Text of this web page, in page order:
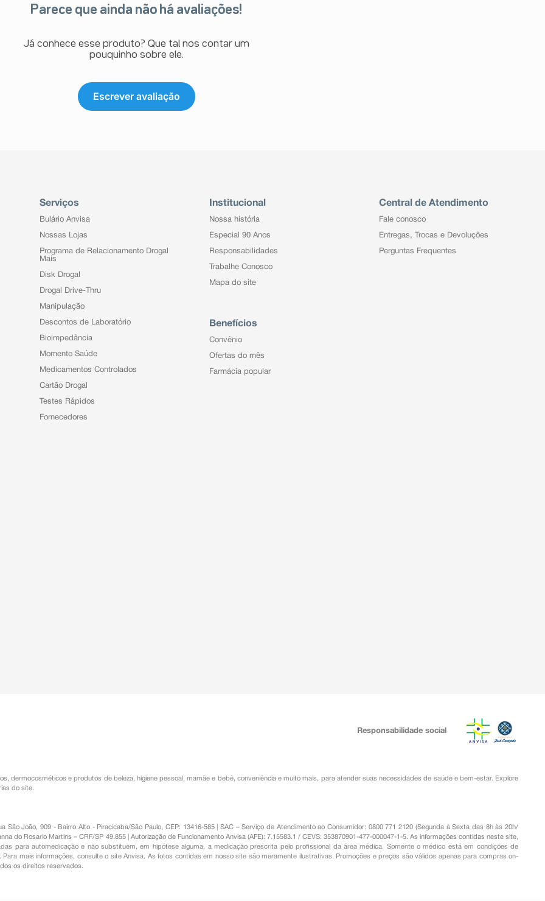
Parece que ainda não há avaliações!
Já conhece esse produto? Que tal nos contar um
pouquinho sobre ele.
Escrever avaliação
Serviços
Bulário Anvisa
Nossas Lojas
Programa de Relacionamento Drogal
Mais
Disk Drogal
Drogal Drive-Thru
Manipulação
Descontos de Laboratório
Bioimpedância
Momento Saúde
Medicamentos Controlados
Cartão Drogal
Testes Rápidos
Fornecedores
Institucional
Nossa história
Especial 90 Anos
Responsabilidades
Trabalhe Conosco
Mapa do site
Benefícios
Convênio
Ofertas do mês
Farmácia popular
Central de Atendimento
Fale conosco
Entregas, Trocas e Devoluções
Perguntas Frequentes
Responsabilidade social
,dermocosméticos e produtos de beleza, higiene pessoal ,mamãe e bebê, conveniênciae muito mais, para atender suas necessidades de saúde e bem-estar. Explore
do site.
São João, 909 - Bairro Alto - Piracicaba/São Paulo, CEP: 13416-585 | SAC – Serviço de Atendimento ao Consumidor: 0800 771 2120 (Segunda à Sexta das 8h às 20h/
do Rosario Martins – CRF/SP 49.855 | Autorização de Funcionamento Anvisa (AFE): 7.15583.1 / CEVS: 353870901-477-000047-1-5. As informações contidas neste site,
para automedicação e não substituem, em hipótese alguma, a medicação prescrita pelo profissional da área médica. Somente o médico está em condições de
mais informações, consulte o site Anvisa. As fotos contidas em nosso site são meramente ilustrativas. Promoções e preços são válidos apenas para compras on-
os direitos reservados.